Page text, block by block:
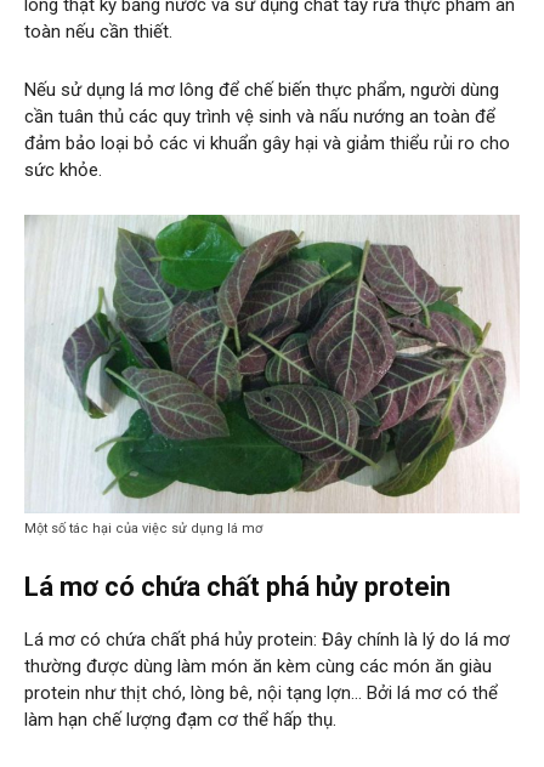
lông thật kỹ bằng nước và sử dụng chất tẩy rửa thực phẩm an
toàn nếu cần thiết.
Nếu sử dụng lá mơ lông để chế biến thực phẩm, người dùng
cần tuân thủ các quy trình vệ sinh và nấu nướng an toàn để
đảm bảo loại bỏ các vi khuẩn gây hại và giảm thiểu rủi ro cho
sức khỏe.
Một số tác hại của việc sử dụng lá mơ
Lá mơ có chứa chất phá hủy protein
Lá mơ có chứa chất phá hủy protein: Đây chính là lý do lá mơ
thường được dùng làm món ăn kèm cùng các món ăn giàu
protein như thịt chó, lòng bê, nội tạng lợn… Bởi lá mơ có thể
làm hạn chế lượng đạm cơ thể hấp thụ.